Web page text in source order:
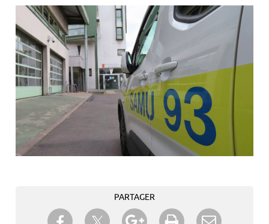
PARTAGER
Partager sur Facebook
Partager sur TwitterPartager sur Google+
Imprimer